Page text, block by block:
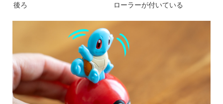
後ろ ローラーが付いている